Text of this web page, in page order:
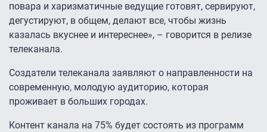
повара и харизматичные ведущие готовят, сервируют,
дегустируют, в общем, делают все, чтобы жизнь
казалась вкуснее и интереснее», – говорится в релизе
телеканала.
Создатели телеканала заявляют о направленности на
современную, молодую аудиторию, которая
проживает в больших городах.
Контент канала на 75% будет состоять из программ